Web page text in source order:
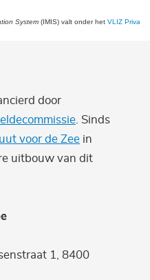
System (IMIS) valt onder het VLIZ Privacy
door
. Sinds
voor de Zee in
uitbouw van dit
1, 8400